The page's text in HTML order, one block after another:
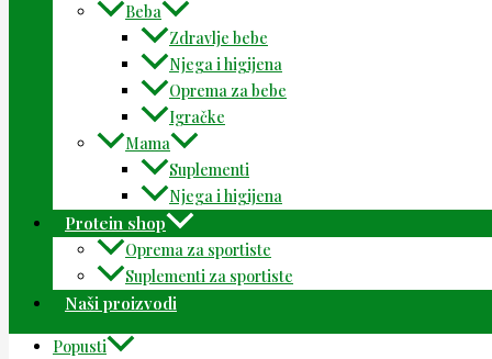
Beba
Zdravlje bebe
Njega i higijena
Oprema za bebe
Igračke
Mama
Suplementi
Njega i higijena
Protein shop
Oprema za sportiste
Suplementi za sportiste
Naši proizvodi
Popusti